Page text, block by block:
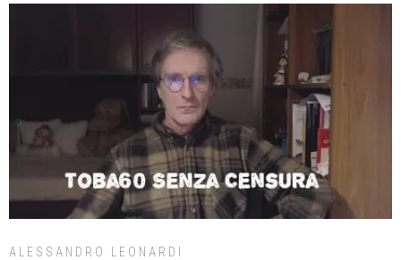
ALESSANDRO LEONARDI